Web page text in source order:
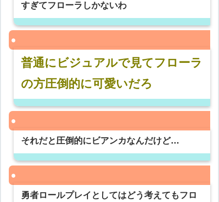
すぎてフローラしかないわ
普通にビジュアルで見てフローラ
の方圧倒的に可愛いだろ
それだと圧倒的にビアンカなんだけど…
勇者ロールプレイとしてはどう考えてもフロ